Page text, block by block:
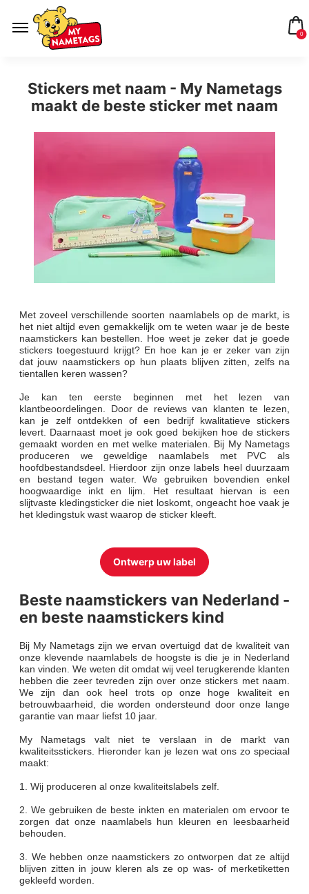
0
Stickers met naam - My Nametags
maakt de beste sticker met naam
Met zoveel verschillende soorten naamlabels op de markt, is
het niet altijd even gemakkelijk om te weten waar je de beste
naamstickers kan bestellen. Hoe weet je zeker dat je goede
stickers toegestuurd krijgt? En hoe kan je er zeker van zijn
dat jouw naamstickers op hun plaats blijven zitten, zelfs na
tientallen keren wassen?
Je kan ten eerste beginnen met het lezen van
klantbeoordelingen. Door de reviews van klanten te lezen,
kan je zelf ontdekken of een bedrijf kwalitatieve stickers
levert. Daarnaast moet je ook goed bekijken hoe de stickers
gemaakt worden en met welke materialen. Bij My Nametags
produceren we geweldige naamlabels met PVC als
hoofdbestandsdeel. Hierdoor zijn onze labels heel duurzaam
en bestand tegen water. We gebruiken bovendien enkel
hoogwaardige inkt en lijm. Het resultaat hiervan is een
slijtvaste kledingsticker die niet loskomt, ongeacht hoe vaak je
het kledingstuk wast waarop de sticker kleeft.
Ontwerp uw label
Beste naamstickers van Nederland -
en beste naamstickers kind
Bij My Nametags zijn we ervan overtuigd dat de kwaliteit van
onze klevende naamlabels de hoogste is die je in Nederland
kan vinden. We weten dit omdat wij veel terugkerende klanten
hebben die zeer tevreden zijn over onze stickers met naam.
We zijn dan ook heel trots op onze hoge kwaliteit en
betrouwbaarheid, die worden ondersteund door onze lange
garantie van maar liefst 10 jaar.
My Nametags valt niet te verslaan in de markt van
kwaliteitsstickers. Hieronder kan je lezen wat ons zo speciaal
maakt:
1. Wij produceren al onze kwaliteitslabels zelf.
2. We gebruiken de beste inkten en materialen om ervoor te
zorgen dat onze naamlabels hun kleuren en leesbaarheid
behouden.
3. We hebben onze naamstickers zo ontworpen dat ze altijd
blijven zitten in jouw kleren als ze op was- of merketiketten
gekleefd worden.